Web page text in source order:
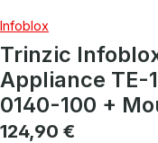
Infoblox
Trinzic
Appliance TE-
0140-100 +
Regulärer Preis:
124,90 €